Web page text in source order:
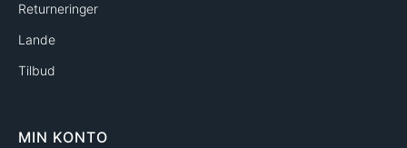
Returneringer
Lande
Tilbud
MIN KONTO